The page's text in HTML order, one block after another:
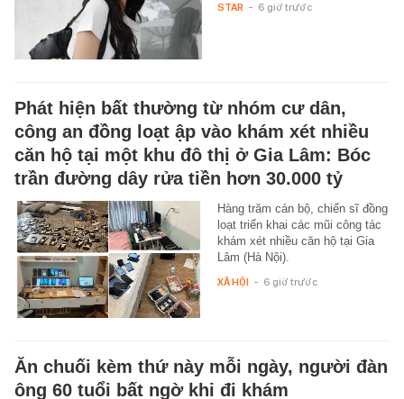
STAR - 6 giờ trước
Phát hiện bất thường từ nhóm cư dân,
công an đồng loạt ập vào khám xét nhiều
căn hộ tại một khu đô thị ở Gia Lâm: Bóc
trần đường dây rửa tiền hơn 30.000 tỷ
Hàng trăm cán bộ, chiến sĩ đồng
loạt triển khai các mũi công tác
khám xét nhiều căn hộ tại Gia
Lâm (Hà Nội).
XÃ HỘI - 6 giờ trước
Ăn chuối kèm thứ này mỗi ngày, người đàn
ông 60 tuổi bất ngờ khi đi khám